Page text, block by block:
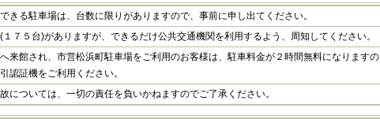
きる駐車場は、台数に限りがありますので、事前に申し出てください。
７５台)がありますが、できるだけ公共交通機関を利用するよう、周知してください。
来館され、市営松浜町駐車場をご利用のお客様は、駐車料金が２時間無料になりますの
認証機をご利用ください。
については、一切の責任を負いかねますのでご了承ください。